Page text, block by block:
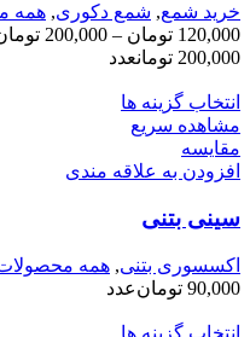
خرید شمع, شمع دکوری, همه
120,000 تومان –
200,000
200,000 تومان
عدد
انتخاب گزینه ها
مشاهده سریع
مقایسه
افزودن به علاقه مندی
سینی بتنی
اکسسوری بتنی, همه
90,000 تومانعدد